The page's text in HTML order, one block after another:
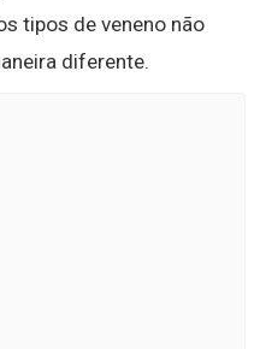
tipos de veneno não
diferente.